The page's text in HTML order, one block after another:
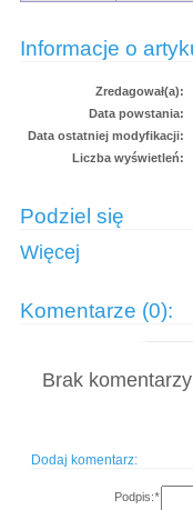
Informacje o
Zredagował(a):
Data powstania:
Data ostatniej modyfikacji:
Liczba wyświetleń:
Podziel się
Więcej
Komentarze (0):
Brak
Dodaj komentarz:
Podpis:*